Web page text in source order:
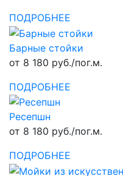
ПОДРОБНЕЕ
Барные стойки
от 8 180 руб./пог.м.
ПОДРОБНЕЕ
Ресепшн
от 8 180 руб./пог.м.
ПОДРОБНЕЕ